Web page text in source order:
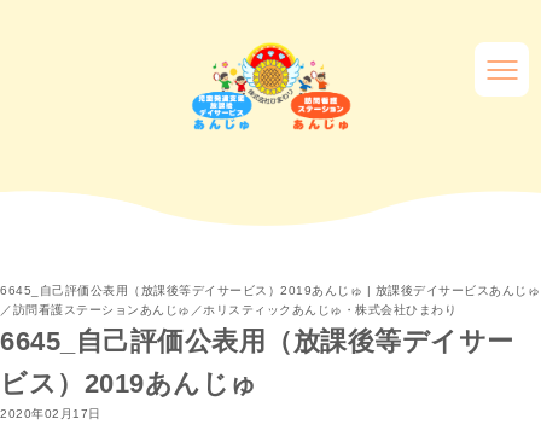
6645_自己評価公表用（放課後等デイサービス）2019あんじゅ | 放課後デイサービスあんじゅ
／訪問看護ステーションあんじゅ／ホリスティックあんじゅ・株式会社ひまわり
6645_自己評価公表用（放課後等デイサー
ビス）2019あんじゅ
2020年02月17日